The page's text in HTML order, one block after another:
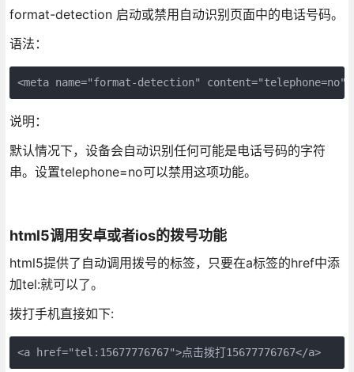
format-detection 启动或禁用自动识别页面中的电话号码。
语法：
<meta name="format-detection" content="telephone=no">
说明：
默认情况下，设备会自动识别任何可能是电话号码的字符
串。设置telephone=no可以禁用这项功能。
html5调用安卓或者ios的拨号功能
html5提供了自动调用拨号的标签，只要在a标签的href中添
加tel:就可以了。
拨打手机直接如下:
<a href="tel:15677776767">点击拨打15677776767</a>